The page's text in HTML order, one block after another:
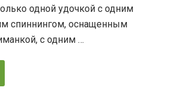
одной удочкой с одним
спиннингом, оснащенным
с одним …